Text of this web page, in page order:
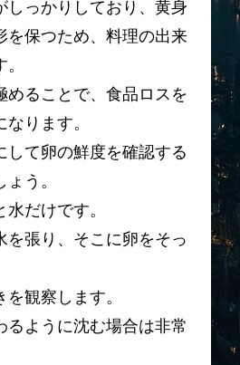
しっかりしており、黄身
を保つため、料理の出来
めることで、食品ロスを
ります。
して卵の鮮度を確認する
う。
だけです。
を張り、そこに卵をそっ
観察します。
るように沈む場合は非常